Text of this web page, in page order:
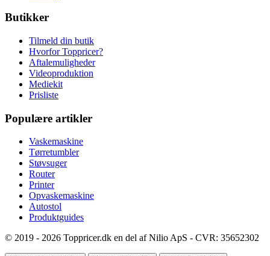
Butikker
Tilmeld din butik
Hvorfor Toppricer?
Aftalemuligheder
Videoproduktion
Mediekit
Prisliste
Populære artikler
Vaskemaskine
Tørretumbler
Støvsuger
Router
Printer
Opvaskemaskine
Autostol
Produktguides
© 2019 - 2026 Toppricer.dk en del af Nilio ApS - CVR: 35652302